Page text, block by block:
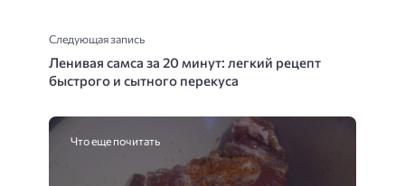
Следующая запись
Ленивая самса за 20 минут: легкий рецепт
быстрого и сытного перекуса
Что еще почитать